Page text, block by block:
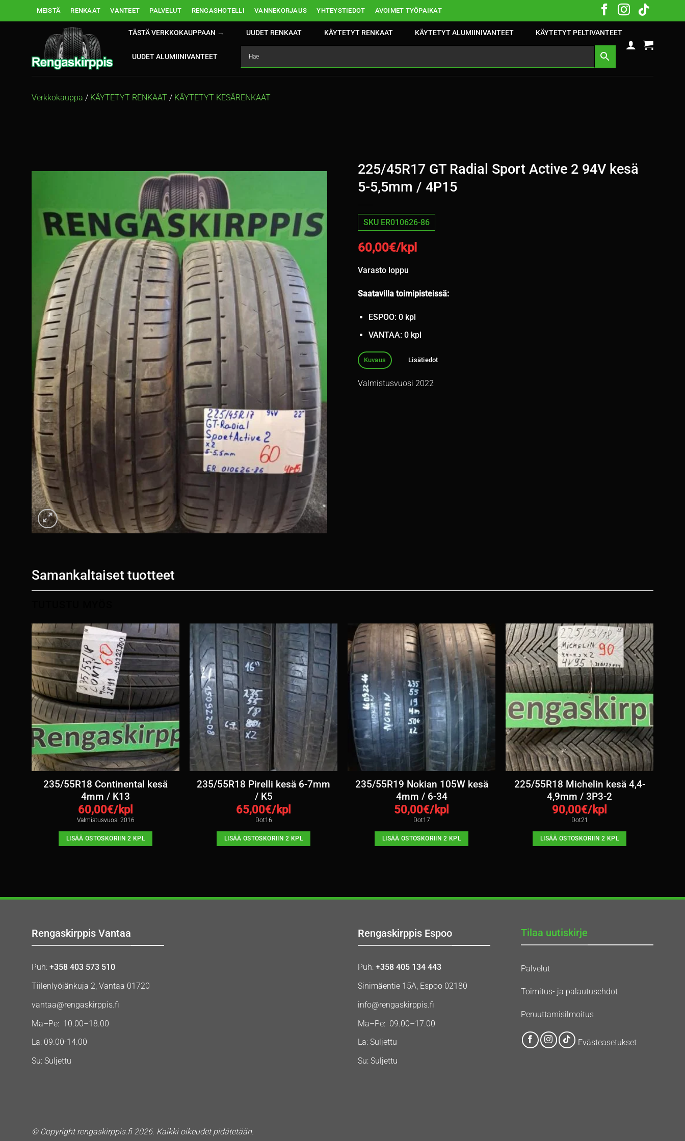
MEISTÄ RENKAAT VANTEET PALVELUT RENGASHOTELLI VANNEKORJAUS YHTEYSTIEDOT AVOIMET TYÖPAIKAT
TÄSTÄ VERKKOKAUPPAAN → UUDET RENKAAT KÄYTETYT RENKAAT KÄYTETYT ALUMIINIVANTEET KÄYTETYT PELTIVANTEET
UUDET ALUMIINIVANTEET
Verkkokauppa / KÄYTETYT RENKAAT / KÄYTETYT KESÄRENKAAT
225/45R17 GT Radial Sport Active 2 94V kesä
5-5,5mm / 4P15
SKU ER010626-86
60,00€/kpl
Varasto loppu
Saatavilla toimipisteissä:
ESPOO: 0 kpl
VANTAA: 0 kpl
Kuvaus Lisätiedot
Valmistusvuosi 2022
Samankaltaiset tuotteet
235/55R18 Continental kesä
4mm / K13
60,00€/kpl
Valmistusvuosi 2016
LISÄÄ OSTOSKORIIN 2 KPL
235/55R18 Pirelli kesä 6-7mm
/ K5
65,00€/kpl
Dot16
LISÄÄ OSTOSKORIIN 2 KPL
235/55R19 Nokian 105W kesä
4mm / 6-34
50,00€/kpl
Dot17
LISÄÄ OSTOSKORIIN 2 KPL
225/55R18 Michelin kesä 4,4-
4,9mm / 3P3-2
90,00€/kpl
Dot21
LISÄÄ OSTOSKORIIN 2 KPL
Rengaskirppis Vantaa
Puh: +358 403 573 510
Tiilenlyöjänkuja 2, Vantaa 01720
vantaa@rengaskirppis.fi
Ma–Pe: 10.00–18.00
La: 09.00-14.00
Su: Suljettu
Rengaskirppis Espoo
Puh: +358 405 134 443
Sinimäentie 15A, Espoo 02180
info@rengaskirppis.fi
Ma–Pe: 09.00–17.00
La: Suljettu
Su: Suljettu
Tilaa uutiskirje
Palvelut
Toimitus- ja palautusehdot
Peruuttamisilmoitus
Evästeasetukset
© Copyright rengaskirppis.fi 2026. Kaikki oikeudet pidätetään.